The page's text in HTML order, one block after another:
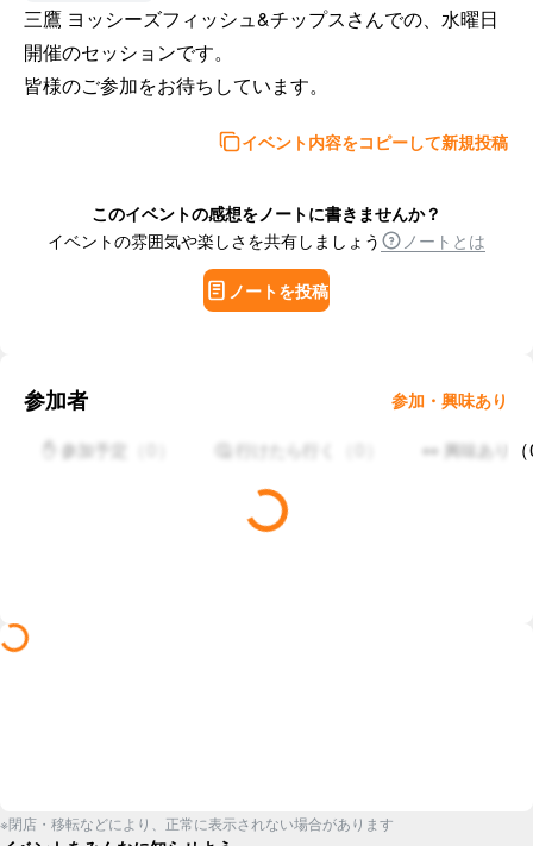
三鷹 ヨッシーズフィッシュ&チップスさんでの、水曜日
開催のセッションです。
イベント内容をコピーして新規投稿
このイベントの感想をノートに書きませんか？
イベントの雰囲気や楽しさを共有しましょう
ノートとは
ノートを投稿
参加者 参加・興味あり
✋ 参加予定 🤔 行けたら行く 👀 興味あり （
※閉店・移転などにより、正常に表示されない場合があります